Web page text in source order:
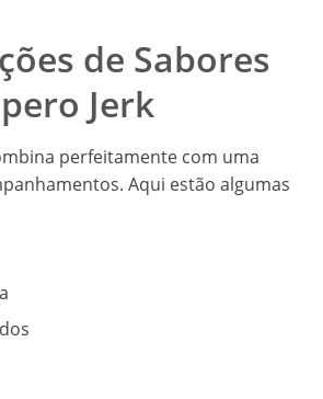
de Sabores
Jerk
perfeitamente com uma
Aqui estão algumas